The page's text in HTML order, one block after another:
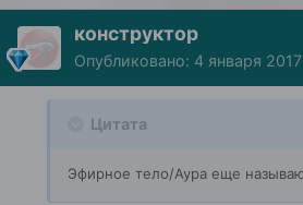
конструктор
Опубликовано: 4 января 2017
Цитата
Эфирное тело/Аура еще